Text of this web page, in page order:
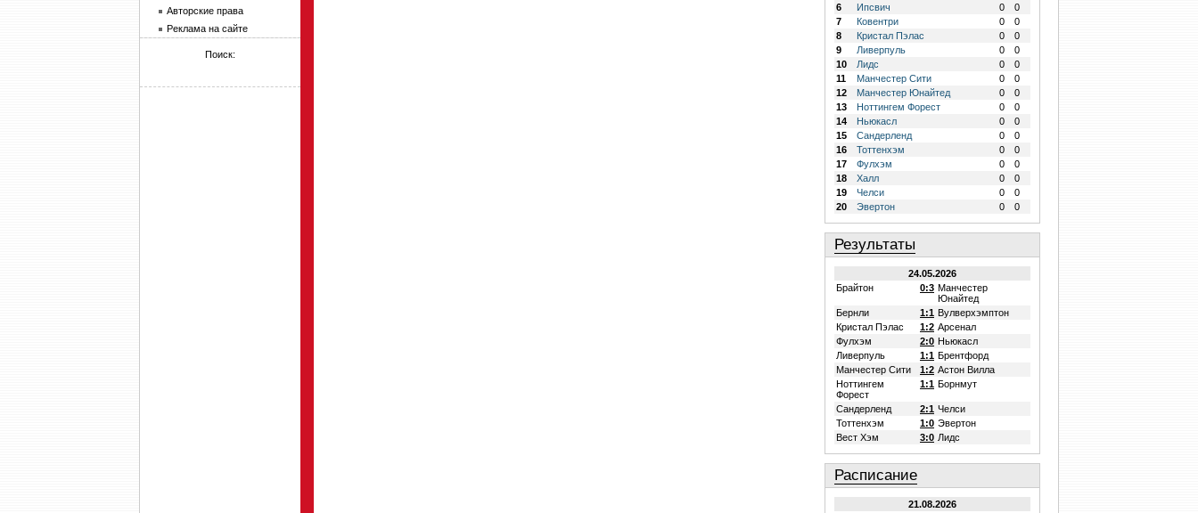
6
Ипсвич 0
0
7
Ковентри 0
0
8
Кристал Пэлас 0
0
9
Ливерпуль 0
0
10
Лидс 0
0
11
Манчестер Сити 0
0
12
Манчестер Юнайтед 0
0
13
Ноттингем Форест 0
0
14
Ньюкасл 0
0
15
Сандерленд 0
0
16
Тоттенхэм 0
0
17
Фулхэм 0
0
18
Халл 0
0
19
Челси 0
0
20
Эвертон 0 0
Результаты
24.05.2026
Брайтон
0:3 Манчестер
Юнайтед
Бернли
1:1 Вулверхэмптон
Кристал Пэлас
1:2 Арсенал
Фулхэм
2:0 Ньюкасл
Ливерпуль
1:1 Брентфорд
Манчестер Сити
1:2 Астон Вилла
Ноттингем
Форест
1:1 Борнмут
Сандерленд 2:1 Челси
Тоттенхэм
1:0 Эвертон
Вест Хэм
3:0 Лидс
Расписание
21.08.2026
Авторские права
Реклама на сайте
Поиск: